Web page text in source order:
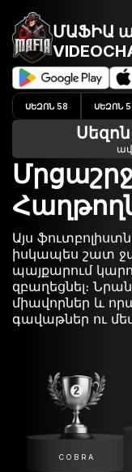
ՄԱՖԻԱ
ՍԵԶՈՆ 58 ՍԵԶՈՆ
Սեզոն
Այս
իսկապես շատ
պայքարում
զբաղեցնել։
միավորներ և
գավաթներ ու
C O B R A